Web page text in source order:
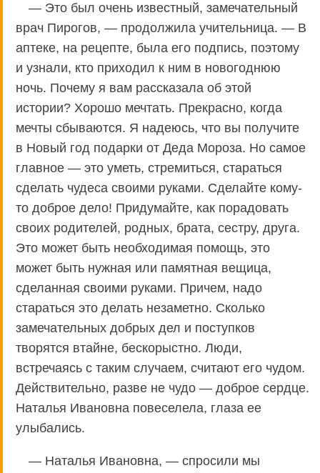
— Это был очень известный, замечательный
врач Пирогов, — продолжила учительница. — В
аптеке, на рецепте, была его подпись, поэтому
и узнали, кто приходил к ним в новогоднюю
ночь. Почему я вам рассказала об этой
истории? Хорошо мечтать. Прекрасно, когда
мечты сбываются. Я надеюсь, что вы получите
в Новый год подарки от Деда Мороза. Но самое
главное — это уметь, стремиться, стараться
сделать чудеса своими руками. Сделайте кому-
то доброе дело! Придумайте, как порадовать
своих родителей, родных, брата, сестру, друга.
Это может быть необходимая помощь, это
может быть нужная или памятная вещица,
сделанная своими руками. Причем, надо
стараться это делать незаметно. Сколько
замечательных добрых дел и поступков
творятся втайне, бескорыстно. Люди,
встречаясь с таким случаем, считают его чудом.
Действительно, разве не чудо — доброе сердце.
Наталья Ивановна повеселела, глаза ее
улыбались.
— Наталья Ивановна, — спросили мы